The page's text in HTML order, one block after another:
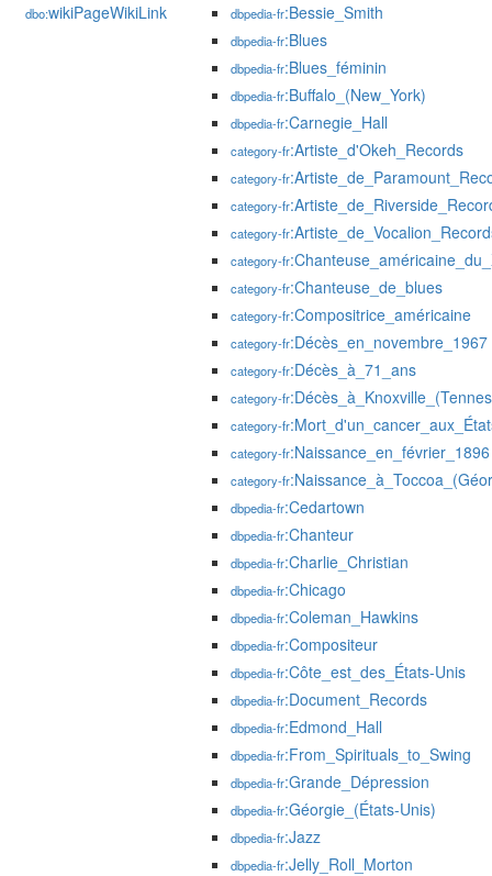
dbo:wikiPageWikiLink dbpedia-fr:Bessie_Smith
dbpedia-fr:Blues
dbpedia-fr:Blues_féminin
dbpedia-fr:Buffalo_(New_York)
dbpedia-fr:Carnegie_Hall
category-fr:Artiste_d'Okeh_Records
category-fr
category-fr
category-fr
category-fr
category-fr:Chanteuse_de_blues
category-fr:Compositrice_américaine
category-fr:Décès_en_novembre_1967
category-fr:Décès_à_71_ans
category-fr
category-fr
category-fr:Naissance_en_février_1896
category-fr
dbpedia-fr:Cedartown
dbpedia-fr:Chanteur
dbpedia-fr:Charlie_Christian
dbpedia-fr:Chicago
dbpedia-fr:Coleman_Hawkins
dbpedia-fr:Compositeur
dbpedia-fr:Côte_est_des_États-Unis
dbpedia-fr:Document_Records
dbpedia-fr:Edmond_Hall
dbpedia-fr:From_Spirituals_to_Swing
dbpedia-fr:Grande_Dépression
dbpedia-fr:Géorgie_(États-Unis)
dbpedia-fr:Jazz
dbpedia-fr:Jelly_Roll_Morton